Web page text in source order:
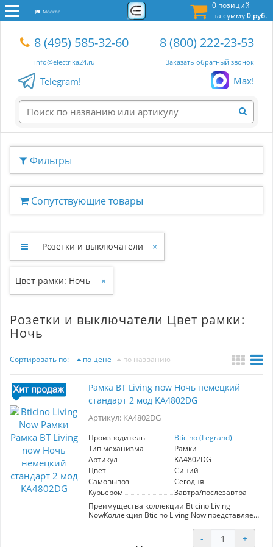
0 позиций
на сумму0 руб.
Москва
8 (495) 585-32-60
info@electrika24.ru
8 (800) 222-23-53
Заказать обратный звонок
Telegram! Max!
Фильтры
Сопутствующие товары
Розетки и выключатели ×
Цвет рамки: Ночь ×
Розетки и выключатели Цвет рамки:
Ночь
Сортировать по: по цене по названию
Рамка BT Living now Ночь немецкий
стандарт 2 мод KA4802DG
Артикул: KA4802DG
Производитель
Bticino (Legrand)
Тип механизма
Рамки
Артикул
KA4802DG
Цвет
Синий
Самовывоз
Сегодня
Курьером
Завтра/послезавтра
Преимущества коллекции Bticino Living
NowКоллекция Bticino Living Now представляет
электроустановочные изделия, которые
удовлетворят запросы даже самых
- +